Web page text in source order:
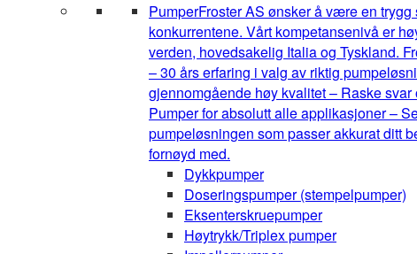
PumperFroster AS ønsker å være en
konkurrentene. Vårt kompetansenivå er
verden, hovedsakelig Italia og Tyskland.
– 30 års erfaring i valg av riktig
gjennomgående høy kvalitet – Raske
Pumper for absolutt alle applikasjoner –
pumpeløsningen som passer akkurat ditt
fornøyd med.
Dykkpumper
Doseringspumper (stempelpumper)
Eksenterskruepumper
Høytrykk/Triplex pumper